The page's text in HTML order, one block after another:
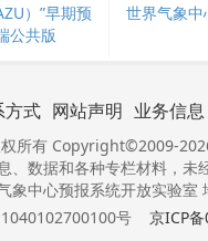
）”早期预
公共版
世界气象中
方式 网站声明 业务信息
权所有 Copyright©2009-
、数据和各种专栏材料，未
象中心预报系统开放实验
号
京ICP